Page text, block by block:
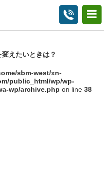
えたいときは？
sbm-west/xn-
public_html/wp/wp-
wp/archive.php on line 38